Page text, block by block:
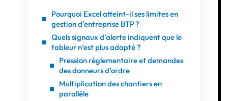
Pourquoi Excel atteint-il ses limites en
gestion d’entreprise BTP ?
Quels signaux d’alerte indiquent que le
tableur n’est plus adapté ?
Pression réglementaire et demandes
des donneurs d’ordre
Multiplication des chantiers en
parallèle